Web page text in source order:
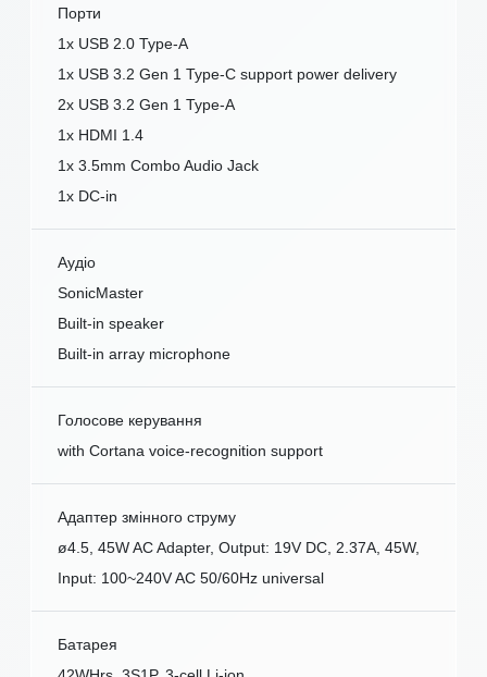
Порти
1x USB 2.0 Type-A
1x USB 3.2 Gen 1 Type-C support power delivery
2x USB 3.2 Gen 1 Type-A
1x HDMI 1.4
1x 3.5mm Combo Audio Jack
1x DC-in
Аудіо
SonicMaster
Built-in speaker
Built-in array microphone
Голосове керування
with Cortana voice-recognition support
Адаптер змінного струму
ø4.5, 45W AC Adapter, Output: 19V DC, 2.37A, 45W,
Input: 100~240V AC 50/60Hz universal
Батарея